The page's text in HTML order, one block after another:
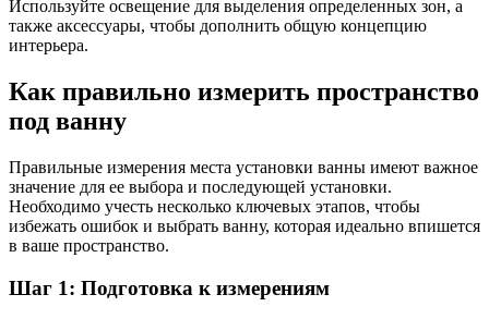
Используйте освещение для выделения определенных зон, а
также аксессуары, чтобы дополнить общую концепцию
интерьера.
Как правильно измерить пространство
под ванну
Правильные измерения места установки ванны имеют важное
значение для ее выбора и последующей установки.
Необходимо учесть несколько ключевых этапов, чтобы
избежать ошибок и выбрать ванну, которая идеально впишется
в ваше пространство.
Шаг 1: Подготовка к измерениям